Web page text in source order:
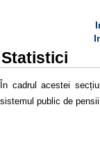
Statistici
În cadrul acestei
sistemul public de pensii